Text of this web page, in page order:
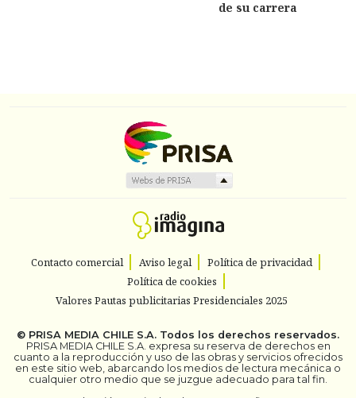
de su carrera
Contacto comercial Aviso legal
Política de privacidad
Política de cookies
Valores Pautas publicitarias Presidenciales 2025
© PRISA MEDIA CHILE S.A. Todos los derechos reservados.
PRISA MEDIA CHILE S.A. expresa su reserva de derechos en
cuanto a la reproducción y uso de las obras y servicios ofrecidos
en este sitio web, abarcando los medios de lectura mecánica o
cualquier otro medio que se juzgue adecuado para tal fin.